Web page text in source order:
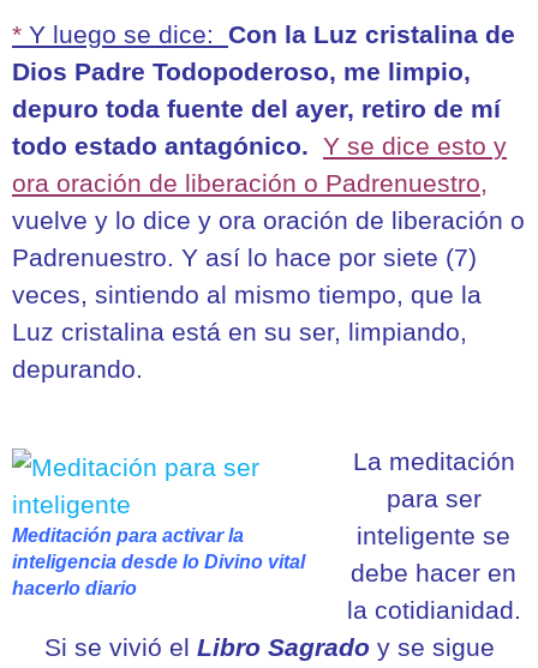
* Y luego se dice: Con la Luz cristalina de
Dios Padre Todopoderoso, me limpio,
depuro toda fuente del ayer, retiro de mí
todo estado antagónico. Y se dice esto y
ora oración de liberación o Padrenuestro,
vuelve y lo dice y ora oración de liberación o
Padrenuestro. Y así lo hace por siete (7)
veces, sintiendo al mismo tiempo, que la
Luz cristalina está en su ser, limpiando,
depurando.
Meditación para activar la
inteligencia desde lo Divino vital
hacerlo diario
La meditación
para ser
inteligente se
debe hacer en
la cotidianidad.
Si se vivió el Libro Sagrado y se sigue